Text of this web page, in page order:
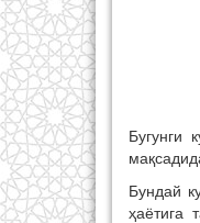
Бугунги
Бундай
ҳаётига